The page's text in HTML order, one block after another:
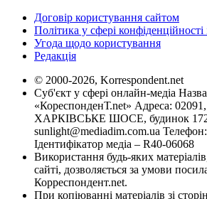
Договір користування сайтом
Політика у сфері
Угода щодо користування
Редакція
© 2000-2026, Korrespondent.net
Суб'єкт у сфері онлайн-медіа
«КореспонденТ.net» Адреса: 02091,
ХАРКІВСЬКЕ ШОСЕ, будинок 172-
sunlight@mediadim.com.ua
Ідентифікатор медіа – R40-06068
Використання будь-яких
сайті, дозволяється за умови
Корреспондент.net.
При копіюванні матеріалів зі